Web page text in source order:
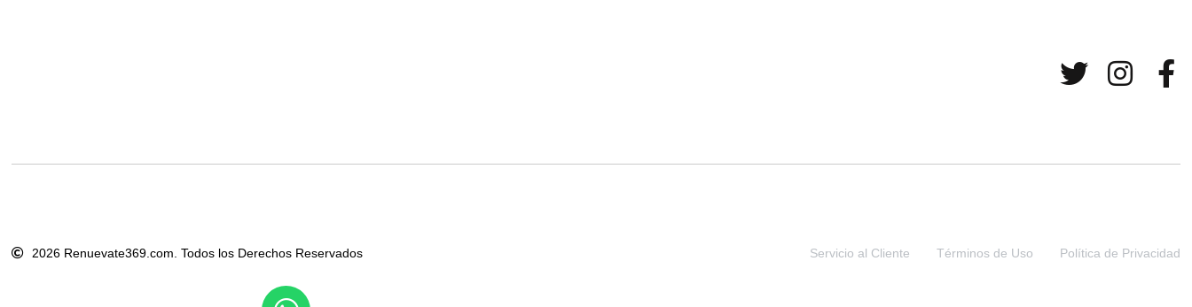
2026 Renuevate369.com. Todos los Derechos Reservados Servicio al Cliente Términos de Uso Política de Privacidad